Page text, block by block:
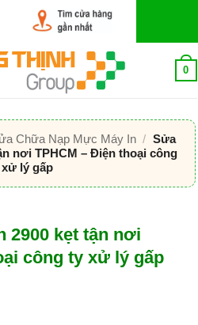
0
Chữa Nạp Mực Máy In / Sửa
nơi TPHCM – Điện thoại công
lý gấp
2900 kẹt tận nơi
công ty xử lý gấp